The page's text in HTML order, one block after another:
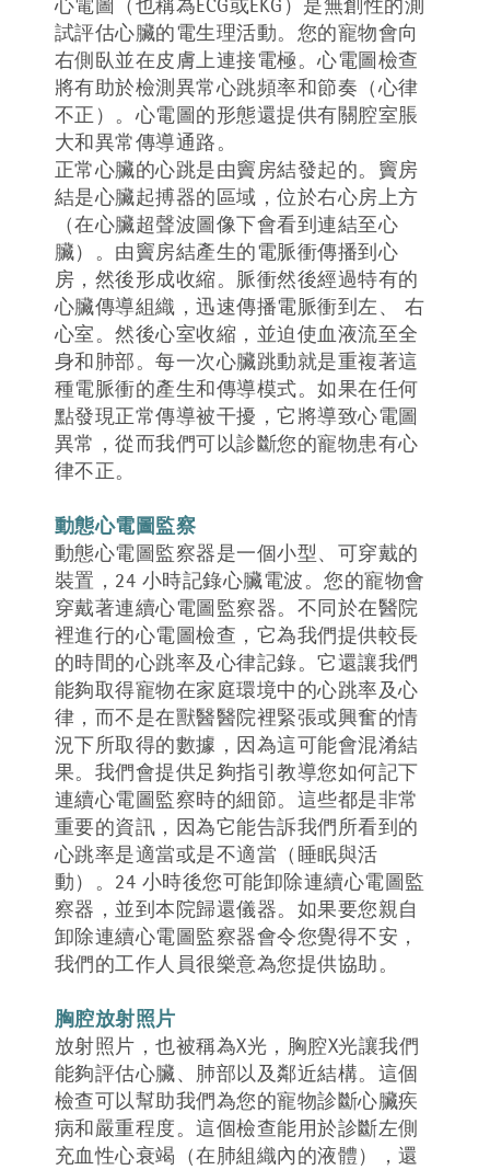
心電圖（也稱為ECG或EKG）是無創性的測
試評估心臟的電生理活動。您的寵物會向
右側臥並在皮膚上連接電極。心電圖檢查
將有助於檢測異常心跳頻率和節奏（心律
不正）。心電圖的形態還提供有關腔室脹
大和異常傳導通路。
正常心臟的心跳是由竇房結發起的。竇房
結是心臟起搏器的區域，位於右心房上方
（在心臟超聲波圖像下會看到連結至心
臟）。由竇房結產生的電脈衝傳播到心
房，然後形成收縮。脈衝然後經過特有的
心臟傳導組織，迅速傳播電脈衝到左、 右
心室。然後心室收縮，並迫使血液流至全
身和肺部。每一次心臟跳動就是重複著這
種電脈衝的產生和傳導模式。如果在任何
點發現正常傳導被干擾，它將導致心電圖
異常，從而我們可以診斷您的寵物患有心
律不正。
動態心電圖監察
動態心電圖監察器是一個小型、可穿戴的
裝置，24 小時記錄心臟電波。您的寵物會
穿戴著連續心電圖監察器。不同於在醫院
裡進行的心電圖檢查，它為我們提供較長
的時間的心跳率及心律記錄。它還讓我們
能夠取得寵物在家庭環境中的心跳率及心
律，而不是在獸醫醫院裡緊張或興奮的情
況下所取得的數據，因為這可能會混淆結
果。我們會提供足夠指引教導您如何記下
連續心電圖監察時的細節。這些都是非常
重要的資訊，因為它能告訴我們所看到的
心跳率是適當或是不適當（睡眠與活
動）。24 小時後您可能卸除連續心電圖監
察器，並到本院歸還儀器。如果要您親自
卸除連續心電圖監察器會令您覺得不安，
我們的工作人員很樂意為您提供協助。
胸腔放射照片
放射照片，也被稱為X光，胸腔X光讓我們
能夠評估心臟、肺部以及鄰近結構。這個
檢查可以幫助我們為您的寵物診斷心臟疾
病和嚴重程度。這個檢查能用於診斷左側
充血性心衰竭（在肺組織內的液體），還